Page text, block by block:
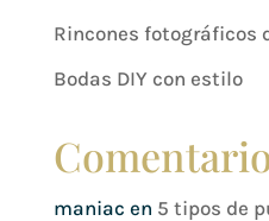
Rincones fotográficos
Bodas DIY con estilo
maniac en 5 tipos de